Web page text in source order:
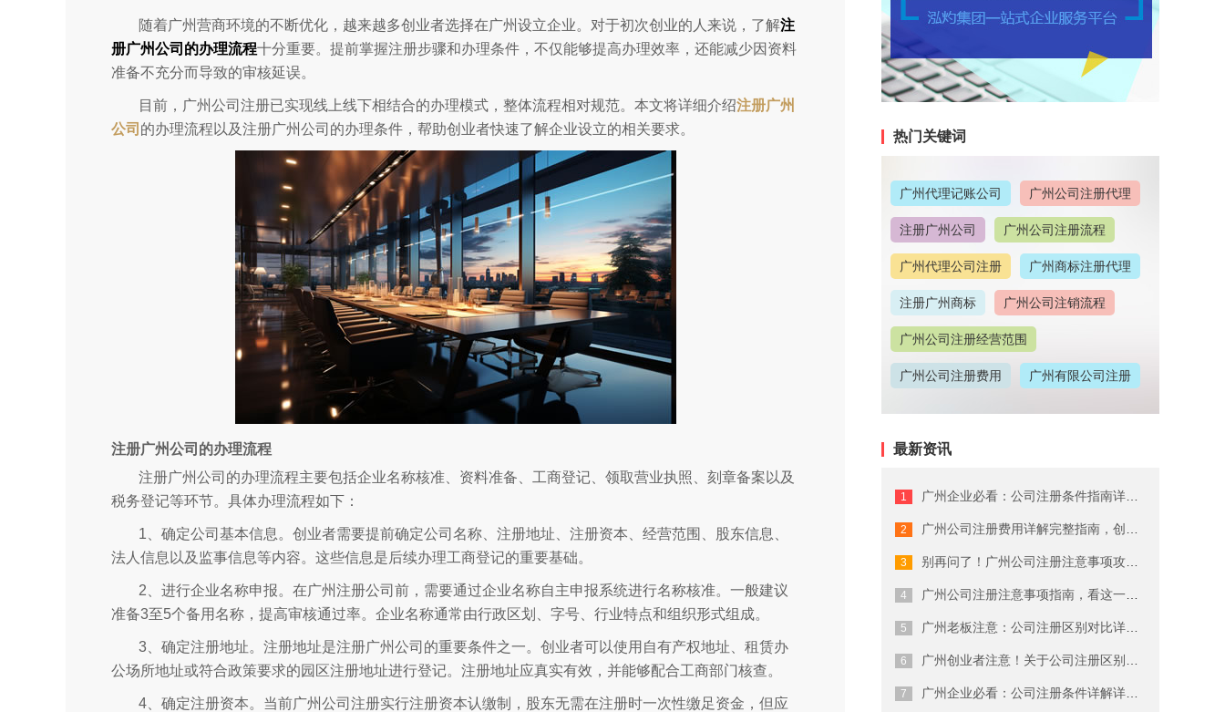
随着广州营商环境的不断优化，越来越多创业者选择在广州设立企业。对于初次创业的人来说，了解注
册广州公司的办理流程十分重要。提前掌握注册步骤和办理条件，不仅能够提高办理效率，还能减少因资料
准备不充分而导致的审核延误。
目前，广州公司注册已实现线上线下相结合的办理模式，整体流程相对规范。本文将详细介绍注册广州
公司 的办理流程以及注册广州公司的办理条件，帮助创业者快速了解企业设立的相关要求。
注册广州公司的办理流程
注册广州公司的办理流程主要包括企业名称核准、资料准备、工商登记、领取营业执照、刻章备案以及
税务登记等环节。具体办理流程如下：
1、确定公司基本信息。创业者需要提前确定公司名称、注册地址、注册资本、经营范围、股东信息、
法人信息以及监事信息等内容。这些信息是后续办理工商登记的重要基础。
2、进行企业名称申报。在广州注册公司前，需要通过企业名称自主申报系统进行名称核准。一般建议
准备3至5个备用名称，提高审核通过率。企业名称通常由行政区划、字号、行业特点和组织形式组成。
3、确定注册地址。注册地址是注册广州公司的重要条件之一。创业者可以使用自有产权地址、租赁办
公场所地址或符合政策要求的园区注册地址进行登记。注册地址应真实有效，并能够配合工商部门核查。
4、确定注册资本。当前广州公司注册实行注册资本认缴制，股东无需在注册时一次性缴足资金，但应
热门关键词
广州代理记账公司 广州公司注册代理
注册广州公司 广州公司注册流程
广州代理公司注册 广州商标注册代理
注册广州商标 广州公司注销流程
广州公司注册经营范围
广州公司注册费用 广州有限公司注册
广州公司注册地址
广州代理记账收费情况
广州商标注册费用有哪些
广州代理公司注册注意事项
在广州注册商标的流程及费用
广州劳务派遣资质申请流程
广州营业执照注销流程
广州会计代理记账公司
最新资讯
广州企业必看：公司注册条件指南详细解...
广州公司注册费用详解完整指南，创业者...
别再问了！广州公司注册注意事项攻略就...
广州公司注册注意事项指南，看这一篇就...
广州老板注意：公司注册区别对比详解这...
广州创业者注意！关于公司注册区别对比...
广州企业必看：公司注册条件详解详细解...